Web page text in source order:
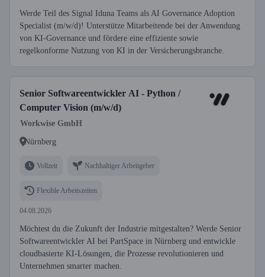
Werde Teil des Signal Iduna Teams als AI Governance Adoption
Specialist (m/w/d)! Unterstütze Mitarbeitende bei der Anwendung
von KI-Governance und fördere eine effiziente sowie
regelkonforme Nutzung von KI in der Versicherungsbranche.
Senior Softwareentwickler AI - Python /
Computer Vision (m/w/d)
Workwise GmbH
Nürnberg
Vollzeit Nachhaltiger Arbeitgeber
Flexible Arbeitszeiten
04.08.2026
Möchtest du die Zukunft der Industrie mitgestalten? Werde Senior
Softwareentwickler AI bei PartSpace in Nürnberg und entwickle
cloudbasierte KI-Lösungen, die Prozesse revolutionieren und
Unternehmen smarter machen.